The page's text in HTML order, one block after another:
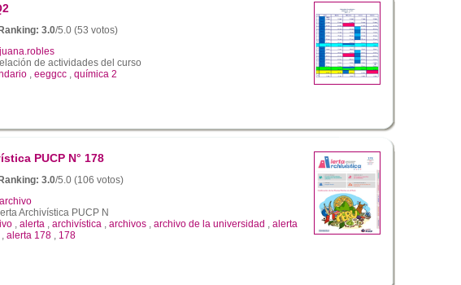
3.0/5.0 (53 votos)
juana.robles
de actividades del curso
, eeggcc , química 2
PUCP N° 178
3.0/5.0 (106 votos)
archivo
Archivística PUCP N
, alerta , archivística , archivos , archivo de la universidad , alerta
, alerta 178 , 178